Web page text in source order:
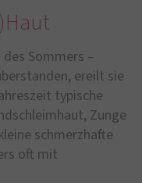
Sommers –
ereilt sie
typische
Zunge
schmerzhafte
oft mit